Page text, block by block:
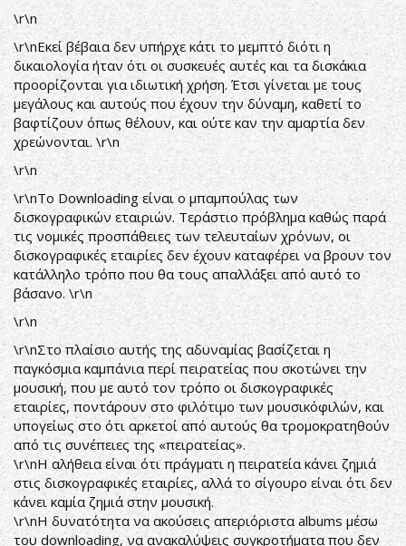
\r\n
\r\nΕκεί βέβαια δεν υπήρχε κάτι το μεμπτό διότι η
δικαιολογία ήταν ότι οι συσκευές αυτές και τα δισκάκια
προορίζονται για ιδιωτική χρήση. Έτσι γίνεται με τους
μεγάλους και αυτούς που έχουν την δύναμη, καθετί το
βαφτίζουν όπως θέλουν, και ούτε καν την αμαρτία δεν
χρεώνονται. \r\n
\r\n
\r\nΤο Downloading είναι ο μπαμπούλας των
δισκογραφικών εταιριών. Τεράστιο πρόβλημα καθώς παρά
τις νομικές προσπάθειες των τελευταίων χρόνων, οι
δισκογραφικές εταιρίες δεν έχουν καταφέρει να βρουν τον
κατάλληλο τρόπο που θα τους απαλλάξει από αυτό το
βάσανο. \r\n
\r\n
\r\nΣτο πλαίσιο αυτής της αδυναμίας βασίζεται η
παγκόσμια καμπάνια περί πειρατείας που σκοτώνει την
μουσική, που με αυτό τον τρόπο οι δισκογραφικές
εταιρίες, ποντάρουν στο φιλότιμο των μουσικόφιλών, και
υπογείως στο ότι αρκετοί από αυτούς θα τρομοκρατηθούν
από τις συνέπειες της «πειρατείας».
\r\nΗ αλήθεια είναι ότι πράγματι η πειρατεία κάνει ζημιά
στις δισκογραφικές εταιρίες, αλλά το σίγουρο είναι ότι δεν
κάνει καμία ζημιά στην μουσική.
\r\nΗ δυνατότητα να ακούσεις απεριόριστα albums μέσω
του downloading, να ανακαλύψεις συγκροτήματα που δεν